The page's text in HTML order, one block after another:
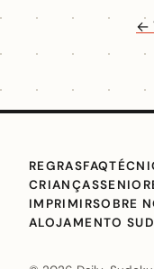
←
REGRASFAQ
CRIANÇAS
IMPRIMIRSOBRE
ALOJAMENTO